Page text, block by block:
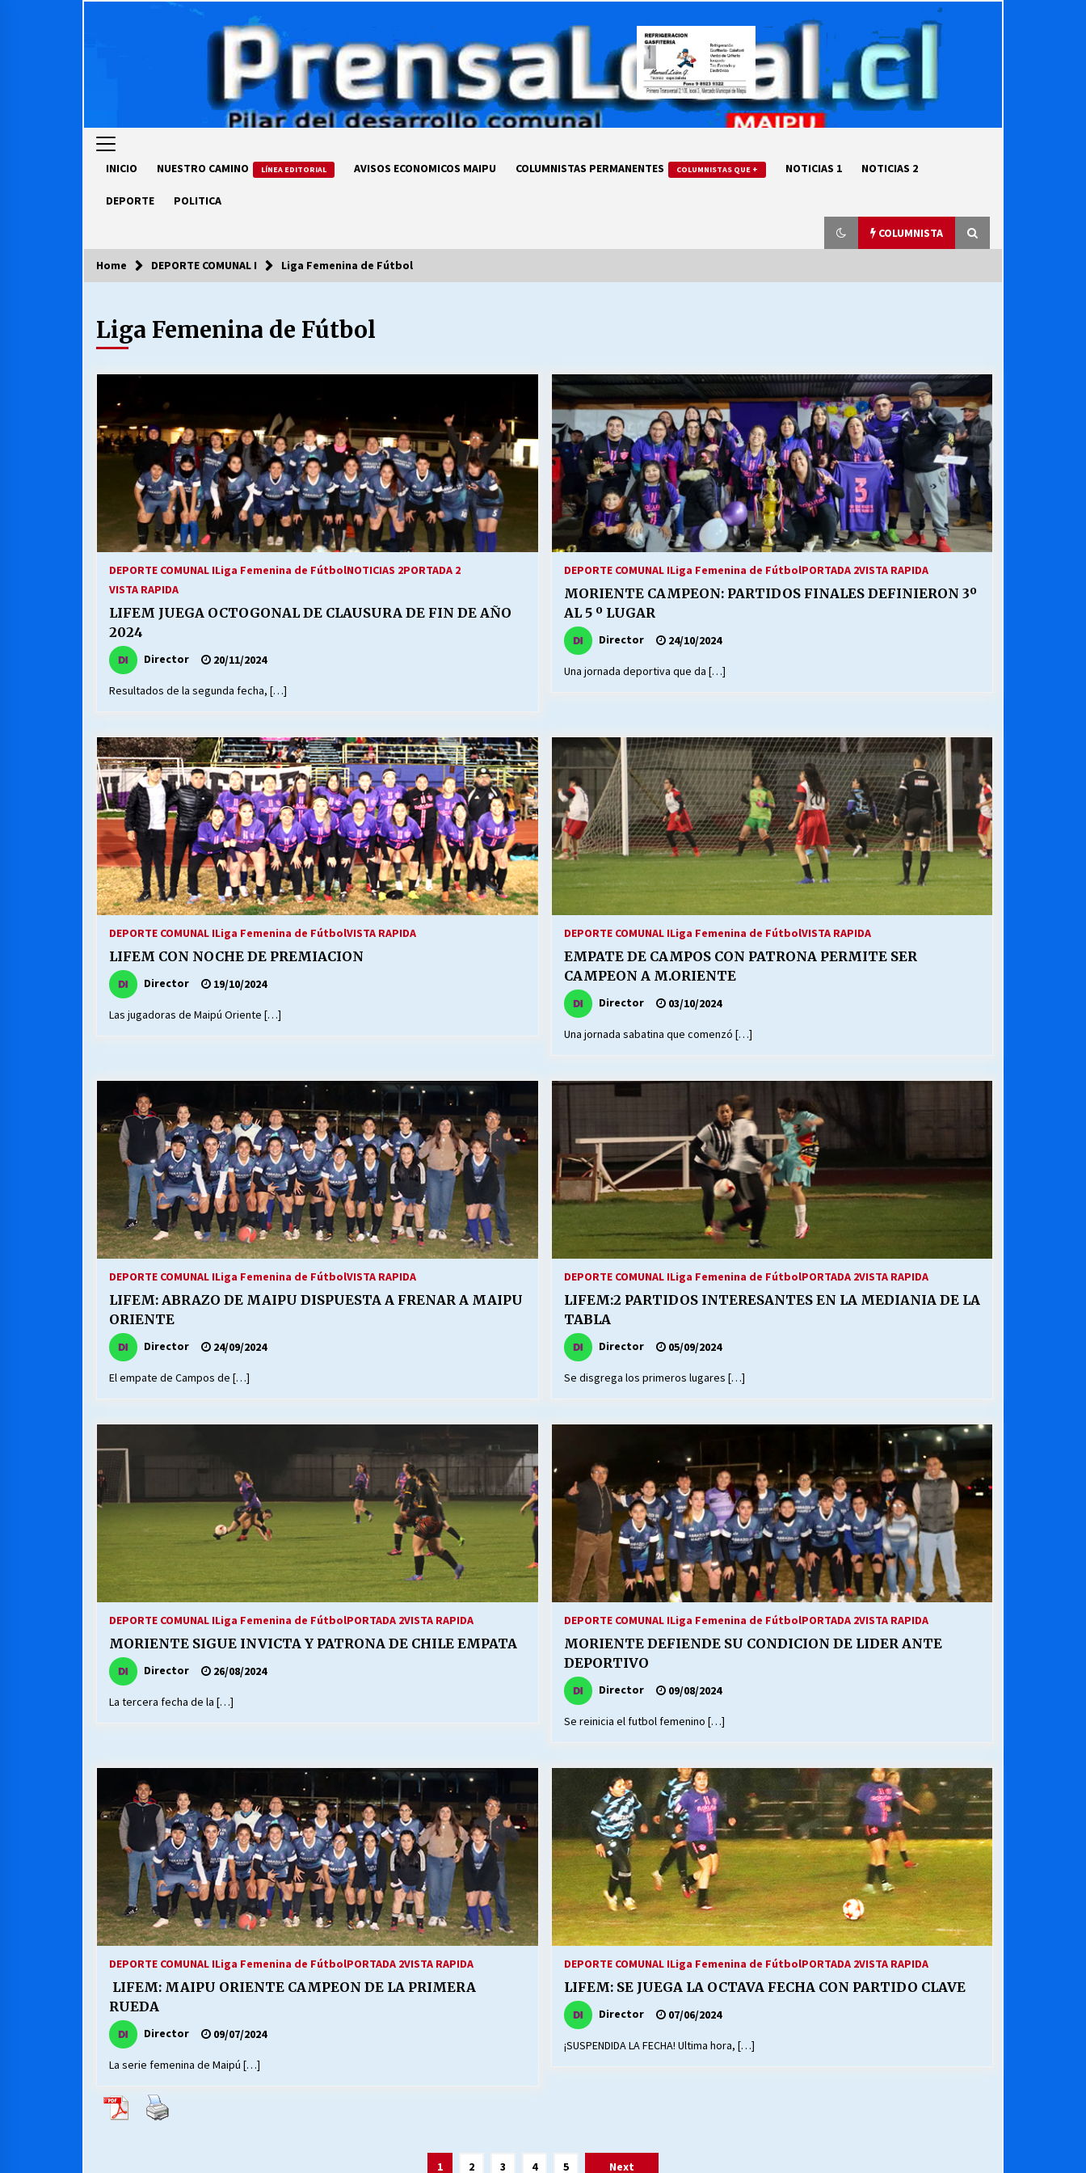
INICIO NUESTRO CAMINO LÍNEA EDITORIAL AVISOS ECONOMICOS MAIPU COLUMNISTAS PERMANENTES COLUMNISTAS QUE + NOTICIAS 1 NOTICIAS 2
DEPORTE POLITICA
COLUMNISTA
COLUMNISTA
Ya se ordenaron las cuentas de
luz… ¿Y cuándo van a bajar?
13/07/2026
Escuela hospitalaria El Carmen de
25/06/2026
¿Qué habrían dicho?
23/06/2026
VOLVER A SER ALTERNATIVA
16/06/2026
MUNICIPALIDADES, HONORARIOS,
DESPIDOS
28/05/2026
Releyendo la Rerum Novarum a 135
años. “La cuestión social hoy”.
16/05/2026
S.O.S. a los ricos, Save Our Souls
30/04/2026
¿Asesores con doble sueldo? Chile y sus segmentos de la riqueza
Home DEPORTE COMUNAL I Liga Femenina de Fútbol
Liga Femenina de Fútbol
DEPORTE COMUNAL ILiga Femenina de FútbolNOTICIAS 2PORTADA 2
VISTA RAPIDA
LIFEM JUEGA OCTOGONAL DE CLAUSURA DE FIN DE AÑO
2024
Director 20/11/2024
Resultados de la segunda fecha, […]
DEPORTE COMUNAL ILiga Femenina de FútbolPORTADA 2VISTA RAPIDA
MORIENTE CAMPEON: PARTIDOS FINALES DEFINIERON 3º
AL 5 º LUGAR
Director 24/10/2024
Una jornada deportiva que da […]
DEPORTE COMUNAL ILiga Femenina de FútbolVISTA RAPIDA
LIFEM CON NOCHE DE PREMIACION
Director 19/10/2024
Las jugadoras de Maipú Oriente […]
DEPORTE COMUNAL ILiga Femenina de FútbolVISTA RAPIDA
EMPATE DE CAMPOS CON PATRONA PERMITE SER
CAMPEON A M.ORIENTE
Director 03/10/2024
Una jornada sabatina que comenzó […]
DEPORTE COMUNAL ILiga Femenina de FútbolVISTA RAPIDA
LIFEM: ABRAZO DE MAIPU DISPUESTA A FRENAR A MAIPU
ORIENTE
Director 24/09/2024
El empate de Campos de […]
DEPORTE COMUNAL ILiga Femenina de FútbolPORTADA 2VISTA RAPIDA
LIFEM:2 PARTIDOS INTERESANTES EN LA MEDIANIA DE LA
TABLA
Director 05/09/2024
Se disgrega los primeros lugares […]
DEPORTE COMUNAL ILiga Femenina de FútbolPORTADA 2VISTA RAPIDA
MORIENTE SIGUE INVICTA Y PATRONA DE CHILE EMPATA
Director 26/08/2024
La tercera fecha de la […]
DEPORTE COMUNAL ILiga Femenina de FútbolPORTADA 2VISTA RAPIDA
MORIENTE DEFIENDE SU CONDICION DE LIDER ANTE
DEPORTIVO
Director 09/08/2024
Se reinicia el futbol femenino […]
DEPORTE COMUNAL ILiga Femenina de FútbolPORTADA 2VISTA RAPIDA
LIFEM: MAIPU ORIENTE CAMPEON DE LA PRIMERA
RUEDA
Director 09/07/2024
La serie femenina de Maipú […]
DEPORTE COMUNAL ILiga Femenina de FútbolPORTADA 2VISTA RAPIDA
LIFEM: SE JUEGA LA OCTAVA FECHA CON PARTIDO CLAVE
Director 07/06/2024
¡SUSPENDIDA LA FECHA! Ultima hora, […]
1 2 3 4 5 Next